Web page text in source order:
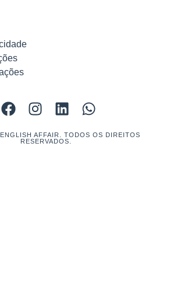
AFFAIR. TODOS OS DIREITOS
RESERVADOS.